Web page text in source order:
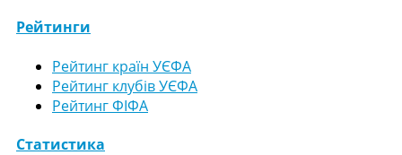
Рейтинги
Рейтинг країн УЄФА
Рейтинг клубів УЄФА
Рейтинг ФІФА
Статистика